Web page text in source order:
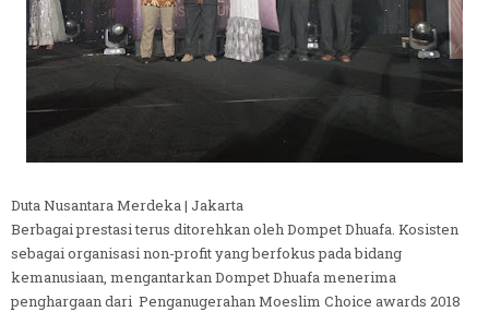
Duta Nusantara Merdeka | Jakarta
Berbagai prestasi terus ditorehkan oleh Dompet Dhuafa. Kosisten
sebagai organisasi non-profit yang berfokus pada bidang
kemanusiaan, mengantarkan Dompet Dhuafa menerima
penghargaan dari Penganugerahan Moeslim Choice awards 2018